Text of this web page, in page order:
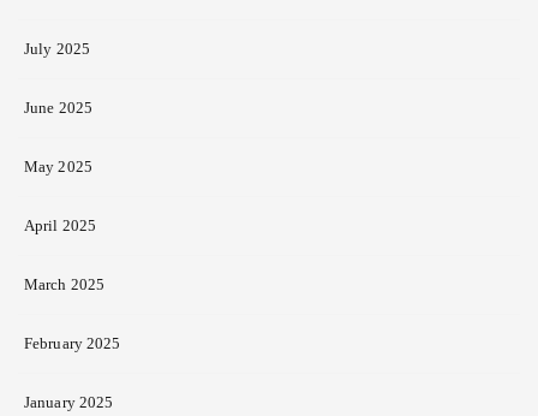
July 2025
June 2025
May 2025
April 2025
March 2025
February 2025
January 2025